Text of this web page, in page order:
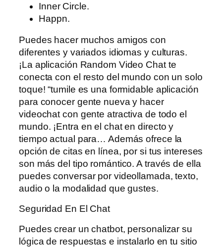
Inner Circle.
Happn.
Puedes hacer muchos amigos con
diferentes y variados idiomas y culturas.
¡La aplicación Random Video Chat te
conecta con el resto del mundo con un solo
toque! “tumile es una formidable aplicación
para conocer gente nueva y hacer
videochat con gente atractiva de todo el
mundo. ¡Entra en el chat en directo y
tiempo actual para… Además ofrece la
opción de citas en línea, por si tus intereses
son más del tipo romántico. A través de ella
puedes conversar por videollamada, texto,
audio o la modalidad que gustes.
Seguridad En El Chat
Puedes crear un chatbot, personalizar su
lógica de respuestas e instalarlo en tu sitio